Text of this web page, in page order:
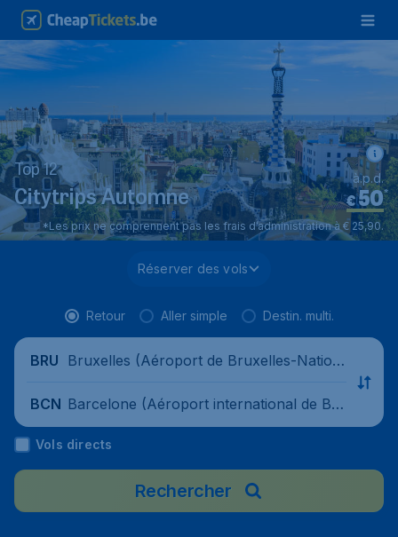
Top 12
Citytrips Automne €50*
à.p.d.
*Les prix ne comprennent pas les frais d’administration à € 25,90.
Réserver des vols
Retour Aller simple Destin. multi.
BRU Bruxelles (Aéroport de Bruxelles-Nation
BCN Barcelone (Aéroport international de Bar
celone-El Prat), Espagne
Vols directs
Rechercher